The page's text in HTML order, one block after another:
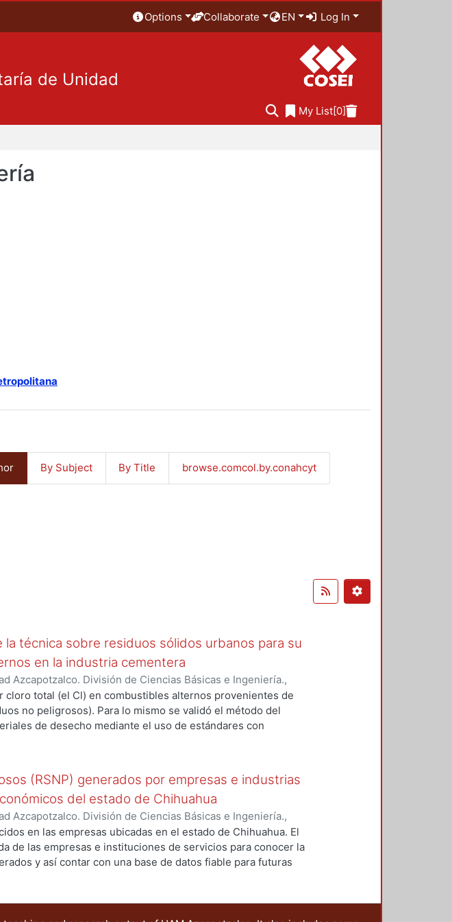
Options Collaborate EN Log In
de Unidad
My List[0]
By Subject By Title browse.comcol.by.conahcyt
técnica sobre residuos sólidos urbanos para su
en la industria cementera
Azcapotzalco. División de Ciencias Básicas e Ingeniería.,
Guillermo ;Acosta Slane, Damaris ;Valenzuela Castro,
total (el Cl) en combustibles alternos provenientes de
no peligrosos). Para lo mismo se validó el método del
de desecho mediante el uso de estándares con
de desempeño de la determinación de cloruros con un
(RSNP) generados por empresas e industrias
del estado de Chihuahua
Azcapotzalco. División de Ciencias Básicas e Ingeniería.,
Antonia;Gonzalez Sanchez, Guillermo; Acosta Slane,
en las empresas ubicadas en el estado de Chihuahua. El
de las empresas e instituciones de servicios para conocer la
y así contar con una base de datos fiable para futuras
porcentaje de 57.04 % y 26.69 % respectivamente. La